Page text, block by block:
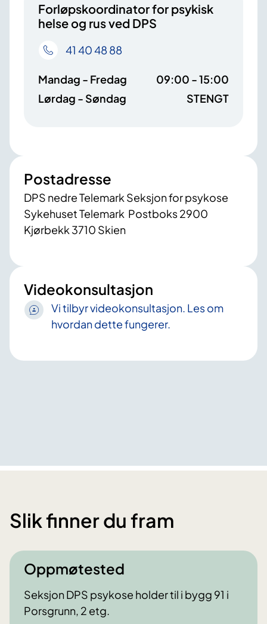
Forløpskoordinator for psykisk
helse og rus ved DPS
41 40 48 88
Mandag - Fredag
09:00 - 15:00
Lørdag - Søndag
STENGT
Postadresse
DPS nedre Telemark Seksjon for psykose
Sykehuset Telemark Postboks 2900
Kjørbekk 3710 Skien
Videokonsultasjon
Vi tilbyr videokonsultasjon. Les om
hvordan dette fungerer.
Slik finner du fram
Oppmøtested
Seksjon DPS psykose holder til i bygg 91 i
Porsgrunn, 2 etg.